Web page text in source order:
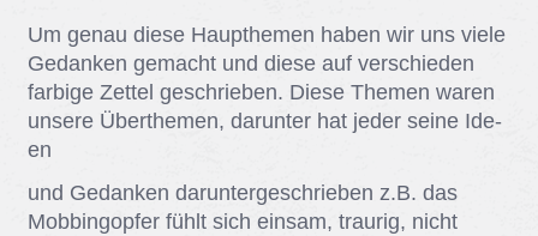
Um ge­nau die­se Haupthe­men ha­ben wir uns vie­le
Ge­dan­ken ge­macht und die­se auf ver­schie­den
far­bi­ge Zet­tel ge­schrie­ben. Die­se The­men wa­ren
un­se­re Über­the­men, dar­un­ter hat je­der sei­ne Ide­
en
und Ge­dan­ken dar­un­ter­ge­schrie­ben z.B. das
Mob­bing­op­fer fühlt sich ein­sam, trau­rig, nicht